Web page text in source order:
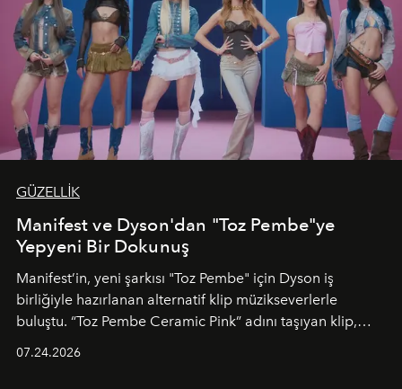
GÜZELLİK
Manifest ve Dyson'dan "Toz Pembe"ye
Yepyeni Bir Dokunuş
Manifest’in, yeni şarkısı "Toz Pembe" için Dyson iş
birliğiyle hazırlanan alternatif klip müzikseverlerle
buluştu. “Toz Pembe Ceramic Pink” adını taşıyan klip,
07.24.2026